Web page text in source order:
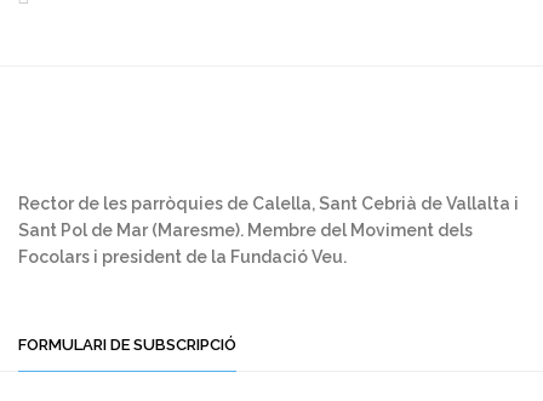
Rector de les parròquies de Calella, Sant Cebrià de Vallalta i
Sant Pol de Mar (Maresme). Membre del Moviment dels
Focolars i president de la Fundació Veu.
FORMULARI DE SUBSCRIPCIÓ